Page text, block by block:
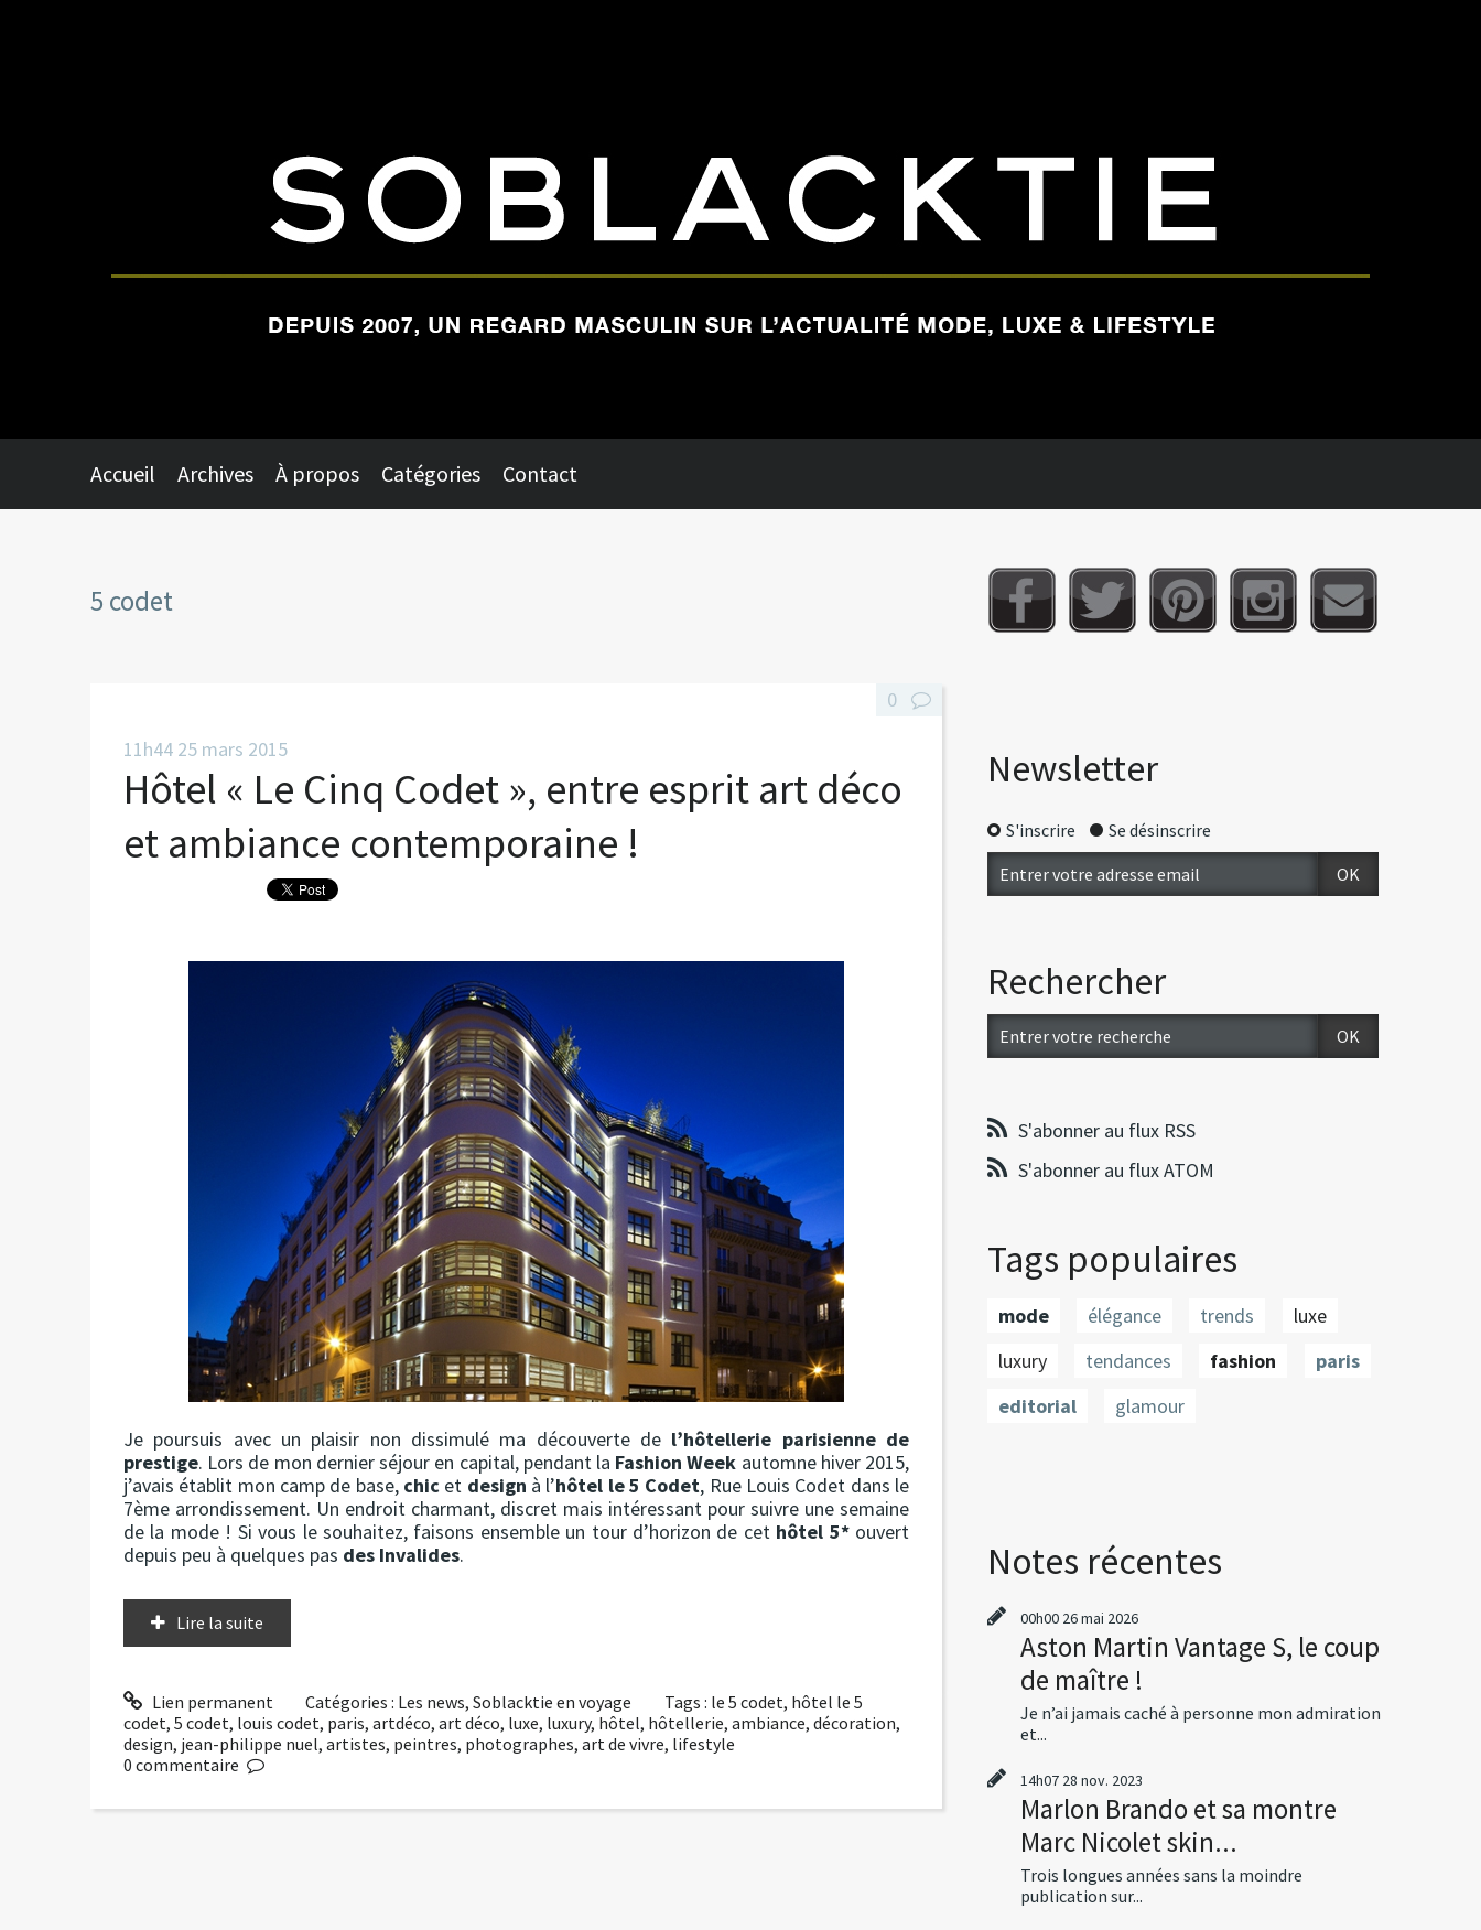
Accueil Archives À propos Catégories Contact
5 codet
11h44 25 mars 2015
Hôtel « Le Cinq Codet », entre esprit art déco
et ambiance contemporaine !
Je poursuis avec un plaisir non dissimulé ma découverte de l’hôtellerie parisienne de
prestige. Lors de mon dernier séjour en capital, pendant la Fashion Week automne hiver 2015,
j’avais établit mon camp de base, chic et design à l’hôtel le 5 Codet, Rue Louis Codet dans le
7ème arrondissement. Un endroit charmant, discret mais intéressant pour suivre une semaine
de la mode ! Si vous le souhaitez, faisons ensemble un tour d’horizon de cet hôtel 5*ouvert
depuis peu à quelques pas des Invalides.
Lire la suite
Lien permanent Catégories : Les news,Soblacktie en voyage Tags : le 5 codet, hôtel le 5
codet, 5 codet, louis codet, paris, artdéco, art déco, luxe, luxury, hôtel, hôtellerie, ambiance, décoration,
design, jean-philippe nuel, artistes, peintres, photographes, art de vivre, lifestyle
0
0 commentaire
Newsletter
S'inscrire Se désinscrire
Rechercher
S'abonner au flux RSS
S'abonner au flux ATOM
Tags populaires
mode élégance trends
luxe
luxury
tendances fashion
paris
editorial
glamour
Notes récentes
00h00 26mai 2026
Aston Martin Vantage S, le coup
de maître !
Je n’ai jamais caché à personne mon admiration
et...
14h07 28 nov. 2023
Marlon Brando et sa montre
Marc Nicolet skin...
Trois longues années sans la moindre
publication sur...